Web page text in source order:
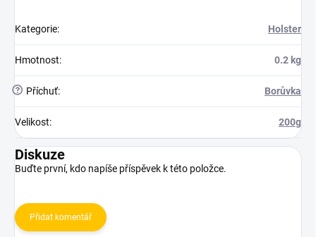
Kategorie: Holster
Hmotnost: 0.2 kg
? Příchuť: Borůvka
Velikost: 200g
Diskuze
Buďte první, kdo napíše příspěvek k této položce.
Přidat komentář